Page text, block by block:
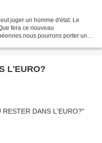
juger un homme d'état. Le
fera ce nouveau
nous pourrons porter un
L'EURO?